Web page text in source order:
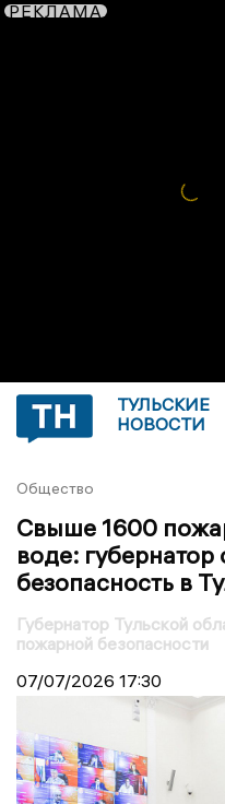
РЕКЛАМА
ТУЛЬСКИЕ
НОВОСТИ
Общество
Свыше 1600
воде: губернатор
безопасность в
Губернатор Тульской
пожарной безопасности
07/07/2026 17:30